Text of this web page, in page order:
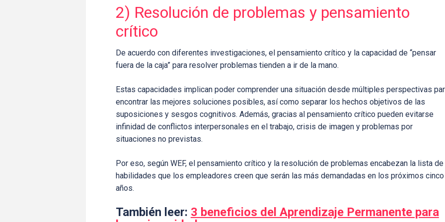
2) Resolución de problemas y pensamiento
crítico
De acuerdo con diferentes investigaciones, el pensamiento crítico y la capacidad de “pensar
fuera de la caja” para resolver problemas tienden a ir de la mano.
Estas capacidades implican poder comprender una situación desde múltiples perspectivas
encontrar las mejores soluciones posibles, así como separar los hechos objetivos de las
suposiciones y sesgos cognitivos. Además, gracias al pensamiento crítico pueden evitarse
infinidad de conflictos interpersonales en el trabajo, crisis de imagen y problemas por
situaciones no previstas.
Por eso, según WEF, el pensamiento crítico y la resolución de problemas encabezan la lista de
habilidades que los empleadores creen que serán las más demandadas en los próximos cinco
años.
También leer: 3 beneficios del Aprendizaje Permanente para